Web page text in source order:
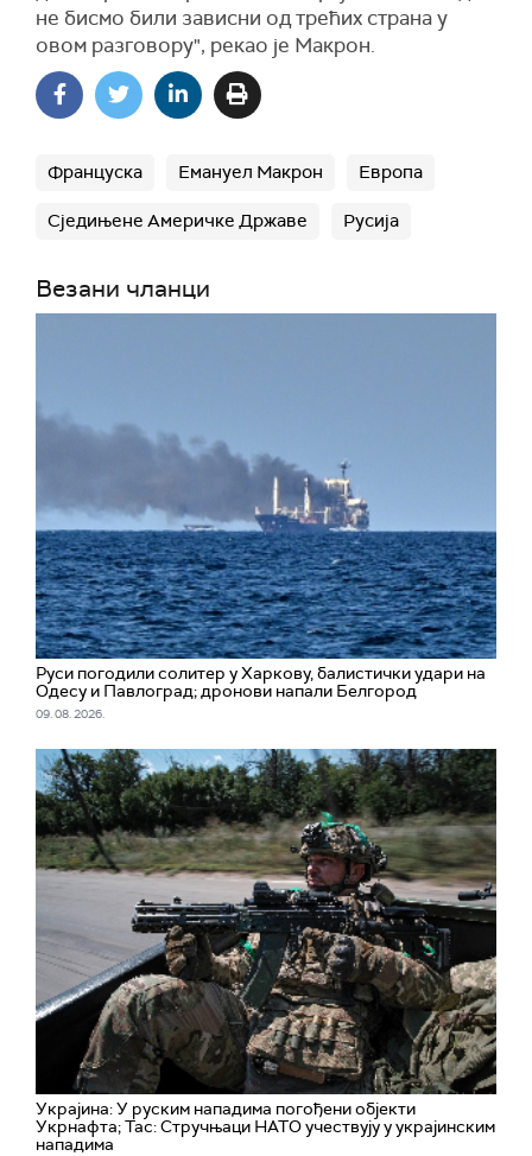
не бисмо били зависни од трећих страна у
овом разговору", рекао је Макрон.
Француска Емануел Макрон Европа
Сједињене Америчке Државе Русија
Везани чланци
Руси погодили солитер у Харкову, балистички удари на
Одесу и Павлоград; дронови напали Белгород
09. 08. 2026.
Украјина: У руским нападима погођени објекти
Укрнафта; Тас: Стручњаци НАТО учествују у украјинским
нападима